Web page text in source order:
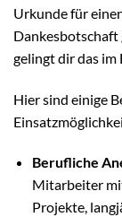
Urkunde für
gelingt dir das
Hier sind einige
Berufliche
Mitarbeiter
Projekte,